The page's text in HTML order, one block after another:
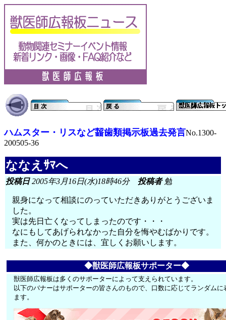
ハムスター・リスなど齧歯類掲示板過去発言No.1300-
200505-36
ななえｻﾏへ
投稿日2005年3月16日(水)18時46分 投稿者勉
親身になって相談にのっていただきありがとうございま
した。
実は先日亡くなってしまったのです・・・
なにもしてあげられなかった自分を悔やむばかりです。
また、何かのときには、宜しくお願いします。
◆獣医師広報板サポーター◆
獣医師広報板は多くのサポーターによって支えられています。
以下のバナーはサポーターの皆さんのもので、口数に応じてランダムに
ます。